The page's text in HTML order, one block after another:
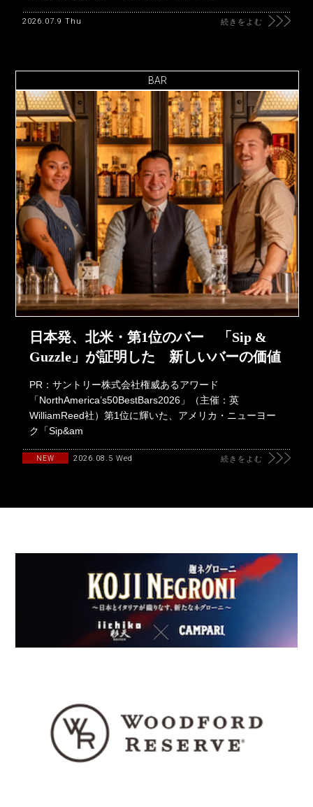
2026.07.9 Thu 続きをよむ
BAR
日本発、北米・第1位のバー 「Sip &
Guzzle」が証明した 新しいバーの価値
PR：サントリー株式会社権威あるアワード
「NorthAmerica’s50BestBars2026」（主催：英
WilliamReed社）第1位に輝いた、アメリカ・ニューヨー
ク「Sip&am
NEW 2026.08.5 Wed 続きをよむ